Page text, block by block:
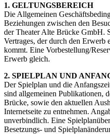
1. GELTUNGSBEREICH
Die Allgemeinen
Beziehungen zwischen den
der Theater Alte Brücke GmbH.
Vertrages, der durch den Erwerb
kommt. Eine Vorbestellung/
Erwerb gleich.
2. SPIELPLAN UND
Der Spielplan und die
sind allgemeinen Publikationen,
Brücke, sowie den aktuellen
Internetseite zu entnehmen.
unverbindlich. Eine
Besetzungs- und